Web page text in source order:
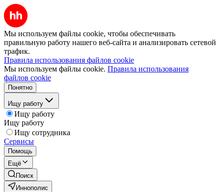
Мы используем файлы cookie, чтобы обеспечивать
правильную работу нашего веб-сайта и анализировать сетевой
трафик.
Правила использования файлов cookie
Мы используем файлы cookie. Правила использования
файлов cookie
Понятно
Ищу работу
Ищу работу
Ищу работу
Ищу сотрудника
Сервисы
Помощь
Ещё
Поиск
Иннополис